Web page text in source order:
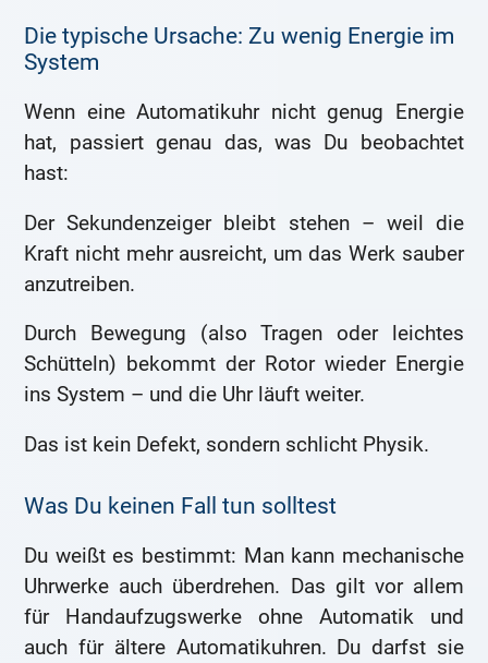
Die typische Ursache: Zu wenig Energie im
System
Wenn eine Automatikuhr nicht genug Energie
hat, passiert genau das, was Du beobachtet
hast:
Der Sekundenzeiger bleibt stehen – weil die
Kraft nicht mehr ausreicht, um das Werk sauber
anzutreiben.
Durch Bewegung (also Tragen oder leichtes
Schütteln) bekommt der Rotor wieder Energie
ins System – und die Uhr läuft weiter.
Das ist kein Defekt, sondern schlicht Physik.
Was Du keinen Fall tun solltest
Du weißt es bestimmt: Man kann mechanische
Uhrwerke auch überdrehen. Das gilt vor allem
für Handaufzugswerke ohne Automatik und
auch für ältere Automatikuhren. Du darfst sie